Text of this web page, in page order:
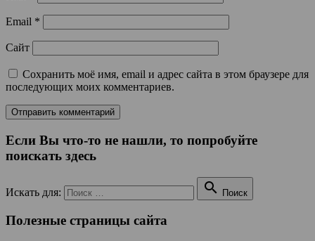
Email *
Сайт
Сохранить моё имя, email и адрес сайта в этом браузере для
последующих моих комментариев.
Если Вы что-то не нашли, то попробуйте
поискать здесь
Искать для:  Поиск
Полезные страницы сайта